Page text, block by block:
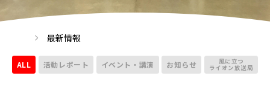
最新情報
ALL 活動レポート イベント・講演 お知らせ 風に立つ
ライオン放送局